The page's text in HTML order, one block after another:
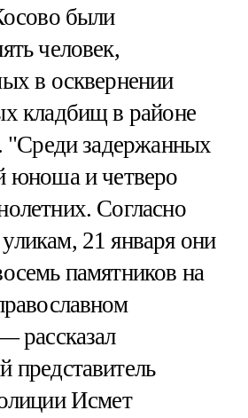
были
человек,
в осквернении
кладбищ в районе
"Среди задержанных
юноша и четверо
Согласно
21 января они
памятников на
рассказал
представитель
Исмет